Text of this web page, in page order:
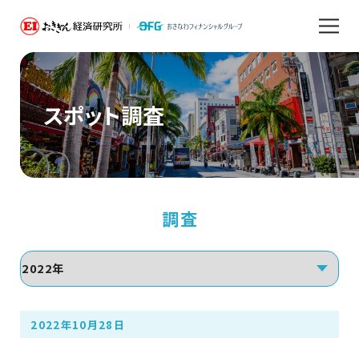
スポット調査
調査
2022年10月28日